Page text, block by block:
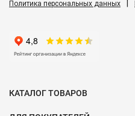
Политика персональных данных
КАТАЛОГ ТОВАРОВ